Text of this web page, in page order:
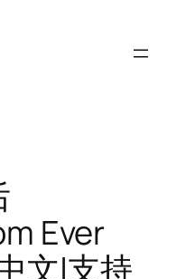
Ever
文|支持